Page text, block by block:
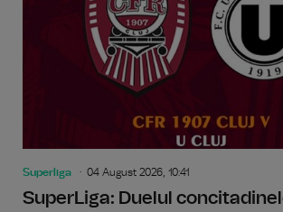
Superliga 04 August 2026, 10:41
SuperLiga: Duelul